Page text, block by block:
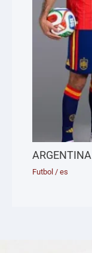
Futbol /es